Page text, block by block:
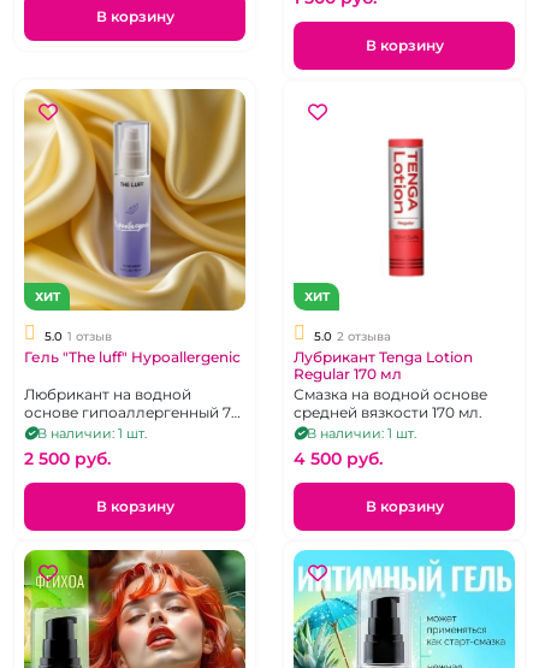
В корзину
В корзину
ХИТ
5.0 1 отзыв
Гель "The luff" Hypoallergenic
Любрикант на водной
основе гипоаллергенный 75
млВ наличии: 1 шт.
2 500 pуб.
В корзину
ХИТ
5.0 2 отзыва
Лубрикант Tenga Lotion
Regular 170 мл
Смазка на водной основе
средней вязкости 170 мл.
В наличии: 1 шт.
4 500 pуб.
В корзину